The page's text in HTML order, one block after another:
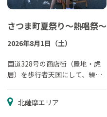
さつま町夏祭り～熱唱祭～
2026年8月1日（土）
国道328号の商店街（屋地・虎
居）を歩行者天国にして、繰り
北薩摩エリア